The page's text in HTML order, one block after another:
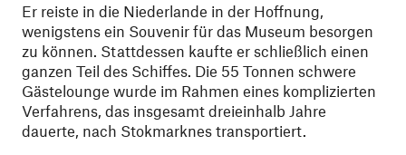
Er reiste in die Niederlande in der Hoffnung,
wenigstens ein Souvenir für das Museum besorgen
zu können. Stattdessen kaufte er schließlich einen
ganzen Teil des Schiffes. Die 55 Tonnen schwere
Gästelounge wurde im Rahmen eines komplizierten
Verfahrens, das insgesamt dreieinhalb Jahre
dauerte, nach Stokmarknes transportiert.